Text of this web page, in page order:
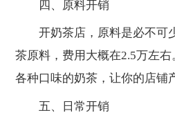
四、原料开销
开奶茶店，原料是必不可
茶原料，费用大概在2.5万左
各种口味的奶茶，让你的店铺
五、日常开销